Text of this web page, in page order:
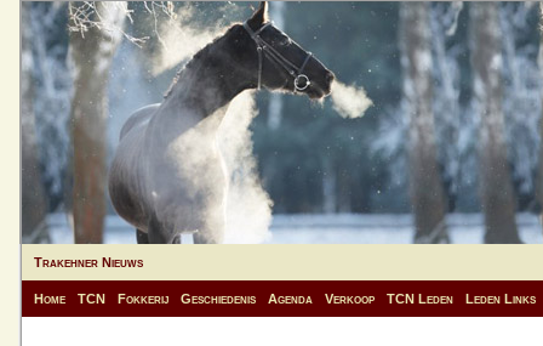
Trakehner Nieuws
Home TCN Fokkerij Geschiedenis Agenda Verkoop TCN Leden Leden Links